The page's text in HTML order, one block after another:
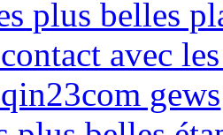
plus belles
avec
gews